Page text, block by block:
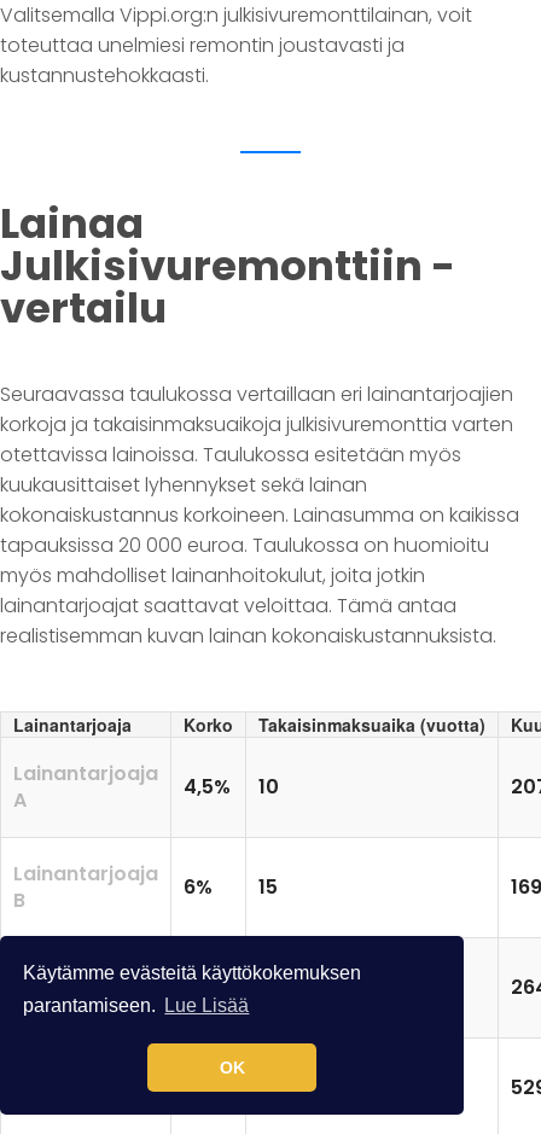
Käytämme evästeitä käyttökokemuksen
parantamiseen.
Lue Lisää
OK
Valitsemalla Vippi.org:n julkisivuremonttilainan, voit
toteuttaa unelmiesi remontin joustavasti ja
kustannustehokkaasti.
Lainaa
Julkisivuremonttiin -
vertailu
Seuraavassa taulukossa vertaillaan eri lainantarjoajien
korkoja ja takaisinmaksuaikoja julkisivuremonttia varten
otettavissa lainoissa. Taulukossa esitetään myös
kuukausittaiset lyhennykset sekä lainan
kokonaiskustannus korkoineen. Lainasumma on kaikissa
tapauksissa 20 000 euroa. Taulukossa on huomioitu
myös mahdolliset lainanhoitokulut, joita jotkin
lainantarjoajat saattavat veloittaa. Tämä antaa
realistisemman kuvan lainan kokonaiskustannuksista.
Lainantarjoaja Korko Takaisinmaksuaika (vuotta)
Lainantarjoaja
A
4,5% 10
Lainantarjoaja
B
6% 15 169
Lainantarjoaja
C
10% 10
20% 5